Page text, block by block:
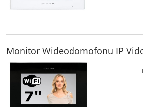
Monitor Wideodomofonu IP